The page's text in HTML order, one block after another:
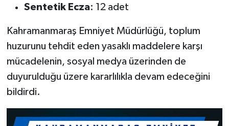
Sentetik Ecza: 12 adet
Kahramanmaraş Emniyet Müdürlüğü, toplum
huzurunu tehdit eden yasaklı maddelere karşı
mücadelenin, sosyal medya üzerinden de
duyurulduğu üzere kararlılıkla devam edeceğini
bildirdi.